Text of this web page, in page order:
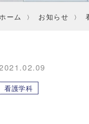
ーム お知らせ
看護学科